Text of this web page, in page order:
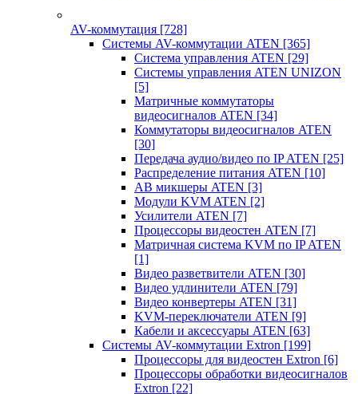
AV-коммутация [728]
Системы AV-коммутации ATEN [365]
Система управления ATEN [29]
Системы управления ATEN UNIZON
[5]
Матричные коммутаторы
видеосигналов ATEN [34]
Коммутаторы видеосигналов ATEN
[30]
Передача аудио/видео по IP ATEN [25]
Распределение питания ATEN [10]
АВ микшеры ATEN [3]
Модули KVM ATEN [2]
Усилители ATEN [7]
Процессоры видеостен ATEN [7]
Матричная система KVM по IP ATEN
[1]
Видео разветвители ATEN [30]
Видео удлинители ATEN [79]
Видео конвертеры ATEN [31]
KVM-переключатели ATEN [9]
Кабели и аксессуары ATEN [63]
Системы AV-коммутации Extron [199]
Процессоры для видеостен Extron [6]
Процессоры обработки видеосигналов
Extron [22]